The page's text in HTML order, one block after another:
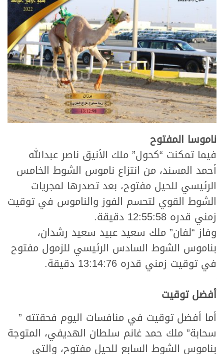
ناموسا المفتوح
فيما تمكنت “كحول” ملك الأنيق ناصر عبدالله
أحمد المسند، من انتزاع ناموس الشوط الخامس
الرئيسي للحيل مفتوح، بعد تصدرها لمجريات
الشوط القوي لتحسم الفوز والناموس في توقيت
زمني قدره 12:55:58 دقيقة.
وفاز “لفان” ملك سعيد عبيد سعيد رشدان،
بناموس الشوط السادس الرئيسي للزمول مفتوح
في توقيت زمني قدره 13:14:76 دقيقة.
أفضل توقيت
أما أفضل توقيت في منافسات اليوم فحقتته ”
سحابة” ملك حمد غانم سلطان الهديفي، المتوجة
بناموس الشوط السابع للحيل مفتوح، والتي